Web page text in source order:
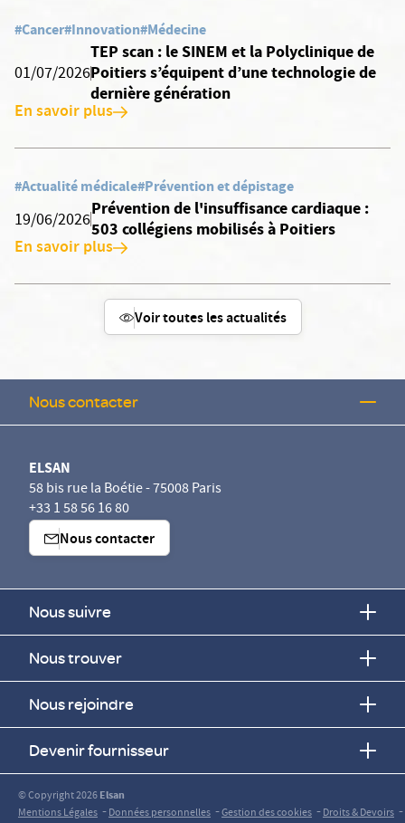
#Cancer#Innovation#Médecine
01/07/2026
TEP scan : le SINEM et la Polyclinique de
Poitiers s’équipent d’une technologie de
dernière génération
En savoir plus
#Actualité médicale#Prévention et dépistage
19/06/2026
Prévention de l'insuffisance cardiaque :
503 collégiens mobilisés à Poitiers
En savoir plus
Voir toutes les actualités
Nous contacter
ELSAN
58 bis rue la Boétie - 75008 Paris
+33 1 58 56 16 80
Nous contacter
Nous suivre
Nous trouver
Nous rejoindre
Devenir fournisseur
© Copyright 2026Elsan
Mentions Légales -Données personnelles -Gestion des cookies -Droits & Devoirs -